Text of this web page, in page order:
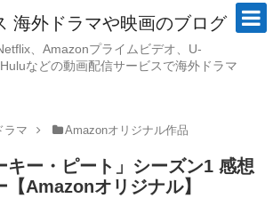
海外ドラマや映画のブログ
、Amazonプライムビデオ、U-
などの動画配信サービスで海外ドラマ
ラマ Amazonオリジナル作品
キー・ピート」シーズン1 感想
【Amazonオリジナル】